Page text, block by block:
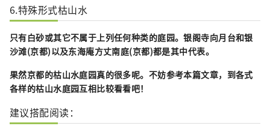
6.特殊形式枯山水
只有白砂或其它不属于上列任何种类的庭园。银阁寺向月台和银
沙滩(京都)以及东海庵方丈南庭(京都)都是其中代表。
果然京都的枯山水庭园真的很多呢。不妨参考本篇文章，到各式
各样的枯山水庭园互相比较看看吧！
建议搭配阅读：